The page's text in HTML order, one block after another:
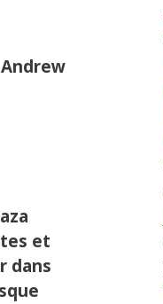
et
dans